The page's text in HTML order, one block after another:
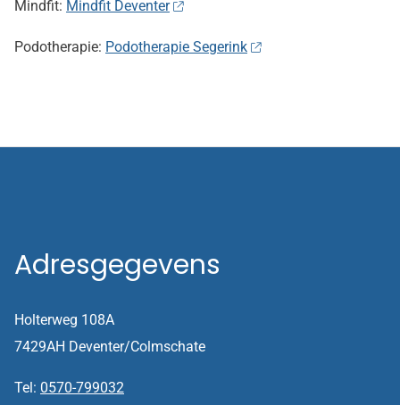
Mindfit: Mindfit Deventer
Podotherapie: Podotherapie Segerink
Adresgegevens
Holterweg 108A
7429AH Deventer/Colmschate
Tel: 0570-799032